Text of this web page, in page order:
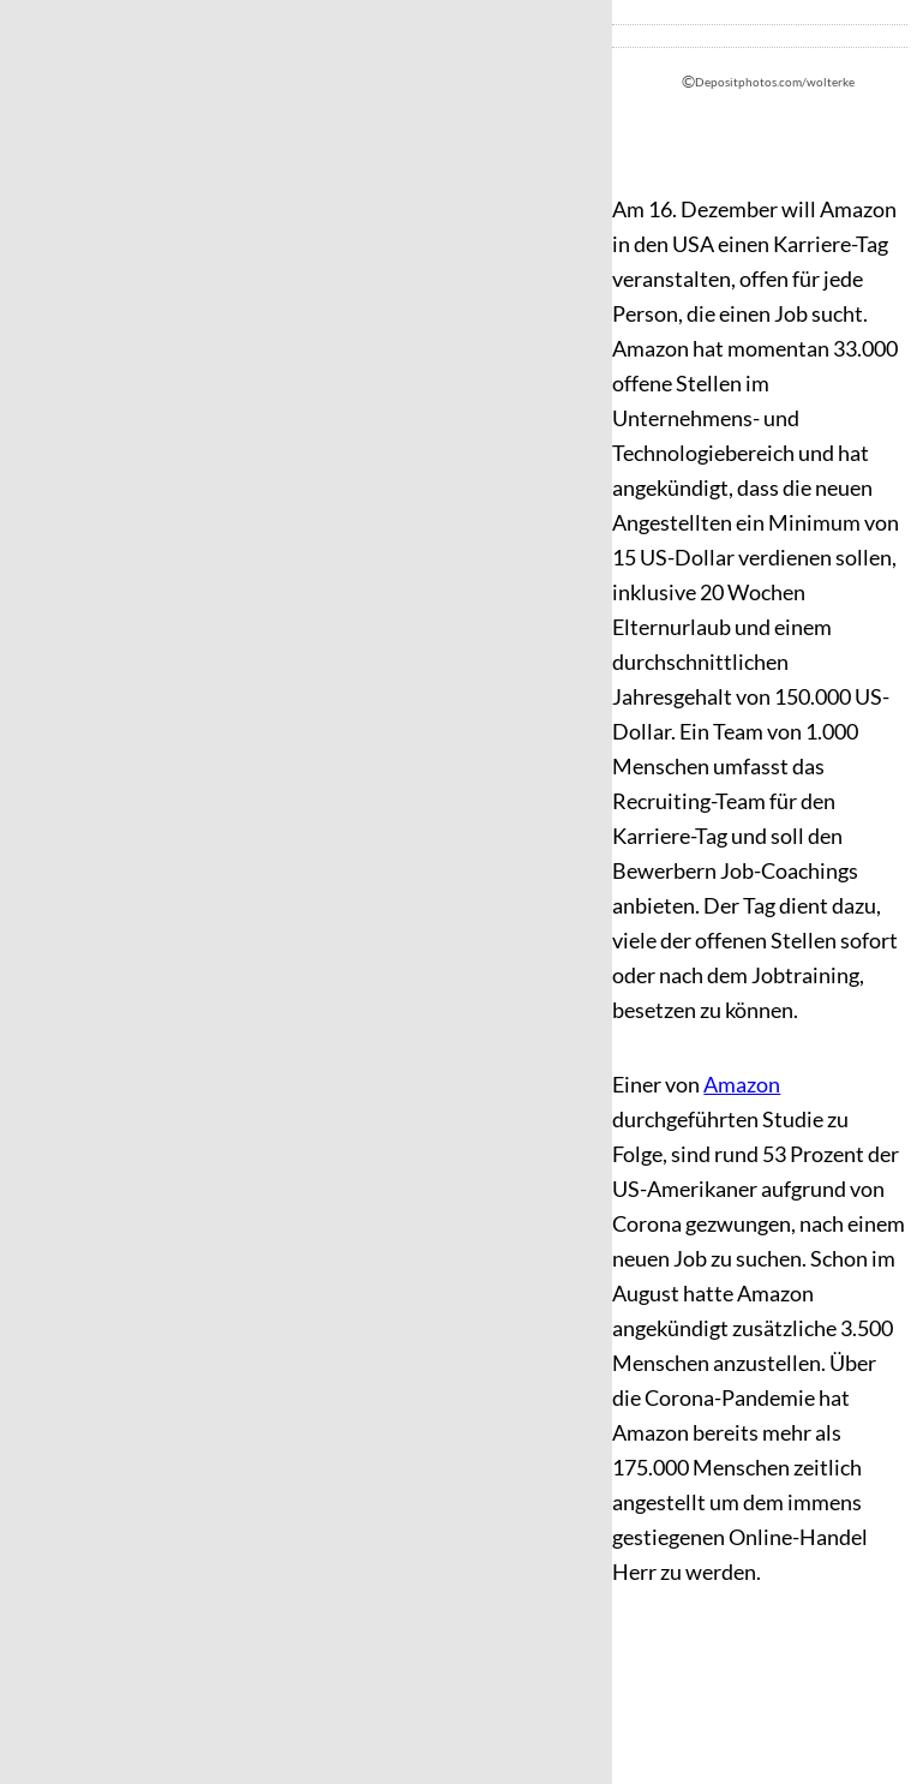
©Depositphotos.com/wolterke
Am 16. Dezember will Amazon
in den USA einen Karriere-Tag
veranstalten, offen für jede
Person, die einen Job sucht.
Amazon hat momentan 33.000
offene Stellen im
Unternehmens- und
Technologiebereich und hat
angekündigt, dass die neuen
Angestellten ein Minimum von
15 US-Dollar verdienen sollen,
inklusive 20 Wochen
Elternurlaub und einem
durchschnittlichen
Jahresgehalt von 150.000 US-
Dollar. Ein Team von 1.000
Menschen umfasst das
Recruiting-Team für den
Karriere-Tag und soll den
Bewerbern Job-Coachings
anbieten. Der Tag dient dazu,
viele der offenen Stellen sofort
oder nach dem Jobtraining,
besetzen zu können.
Einer vonAmazon
durchgeführten Studie zu
Folge, sind rund 53 Prozent der
US-Amerikaner aufgrund von
Corona gezwungen, nach einem
neuen Job zu suchen. Schon im
August hatte Amazon
angekündigt zusätzliche 3.500
Menschen anzustellen. Über
die Corona-Pandemie hat
Amazon bereits mehr als
175.000 Menschen zeitlich
angestellt um dem immens
gestiegenen Online-Handel
Herr zu werden.